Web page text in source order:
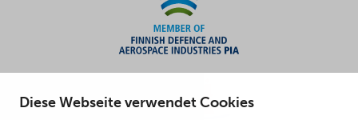
Diese Webseite verwendet Cookies